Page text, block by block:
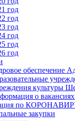
год
год
год
год
год
год
обеспечение
культуры
о
по
закупки